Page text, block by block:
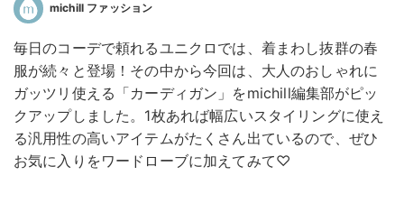
michill ファッション
毎日のコーデで頼れるユニクロでは、着まわし抜群の春
服が続々と登場！その中から今回は、大人のおしゃれに
ガッツリ使える「カーディガン」をmichill編集部がピッ
クアップしました。1枚あれば幅広いスタイリングに使え
る汎用性の高いアイテムがたくさん出ているので、ぜひ
お気に入りをワードローブに加えてみて♡